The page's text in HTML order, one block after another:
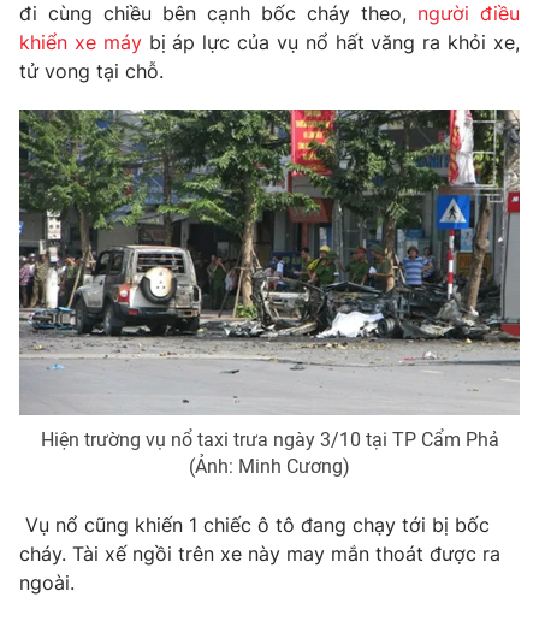
Phim VTV
Hậu trường
Nhân vật
Khán giả
Giải sao mai
Giải trí
Điện ảnh
Âm nhạc
Sao
Đời sống
Du lịch
Làm đẹp
Chất lượng cuộc sống
Giáo dục
Tuyển sinh
Học trực tuyến
Công nghệ
Hitech Công nghệ tương lai
Sản phẩm
Thị trường
Tư vấn
Giao lưu trực tuyến
Emagazine Podcast
Photo
đi cùng chiều bên cạnh bốc cháy theo, người điều
khiển xe máybị áp lực của vụ nổ hất văng ra khỏi xe,
tử vong tại chỗ.
Hiện trường vụ nổ taxi trưa ngày 3/10 tại TP Cẩm Phả
(Ảnh: Minh Cương)
Vụ nổ cũng khiến 1 chiếc ô tô đang chạy tới bị bốc
cháy. Tài xế ngồi trên xe này may mắn thoát được ra
ngoài.